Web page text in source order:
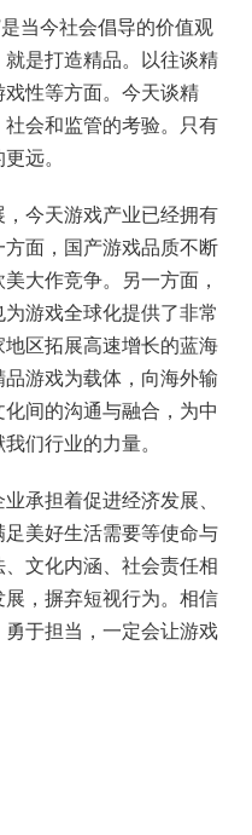
当今社会倡导的价值观
是打造精品。以往谈精
性等方面。今天谈精
会和监管的考验。只有
远。
今天游戏产业已经拥有
面，国产游戏品质不断
大作竞争。另一方面，
游戏全球化提供了非常
区拓展高速增长的蓝海
游戏为载体，向海外输
间的沟通与融合，为中
们行业的力量。
承担着促进经济发展、
美好生活需要等使命与
文化内涵、社会责任相
，摒弃短视行为。相信
于担当，一定会让游戏